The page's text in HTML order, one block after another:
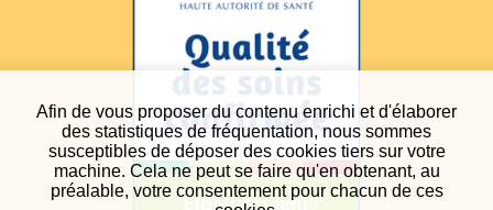
Afin de vous proposer du contenu enrichi et d'élaborer
des statistiques de fréquentation, nous sommes
susceptibles de déposer des cookies tiers sur votre
machine. Cela ne peut se faire qu'en obtenant, au
préalable, votre consentement pour chacun de ces